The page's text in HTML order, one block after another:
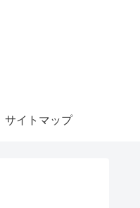
サイトマップ